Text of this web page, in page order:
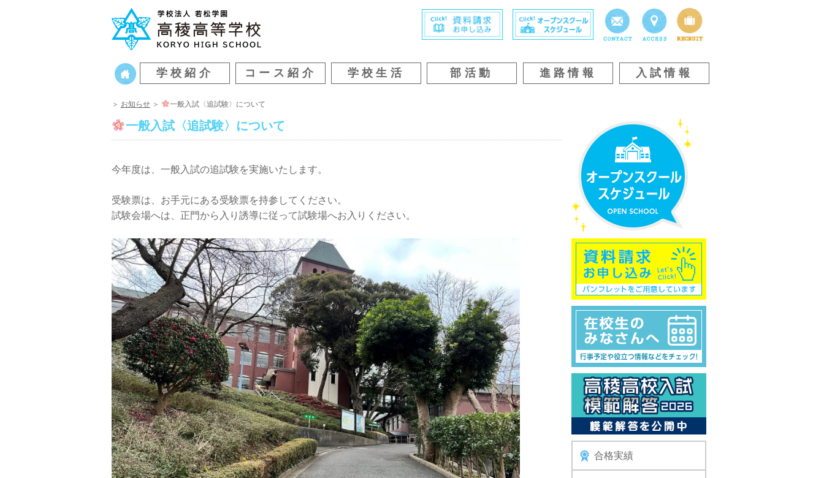
学校紹介 コース紹介 学校生活 部活動 進路情報 入試情報
＞ お知らせ ＞ 一般入試〈追試験〉について
一般入試〈追試験〉について
今年度は、一般入試の追試験を実施いたします。
受験票は、お手元にある受験票を持参してください。
試験会場へは、正門から入り誘導に従って試験場へお入りください。
合格実績